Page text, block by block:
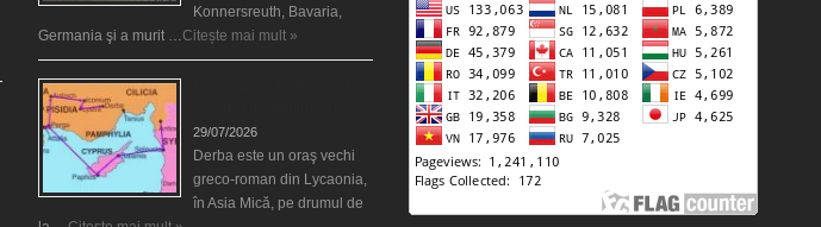
Konnersreuth, Bavaria,
Germania şi a murit …Citește mai mult »
29/07/2026
Derba este un oraş vechi
greco-roman din Lycaonia,
în Asia Mică, pe drumul de